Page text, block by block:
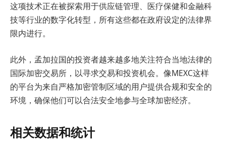
这项技术正在被探索用于供应链管理、医疗保健和金融科
技等行业的数字化转型，所有这些都在政府设定的法律界
限内进行。
此外，孟加拉国的投资者越来越多地关注符合当地法律的
国际加密交易所，以寻求交易和投资机会。像MEXC这样
的平台为来自严格加密管制区域的用户提供合规和安全的
环境，确保他们可以合法安全地参与全球加密经济。
相关数据和统计